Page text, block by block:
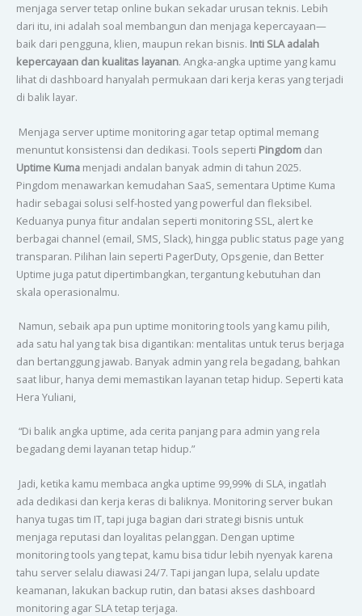
menjaga server tetap online bukan sekadar urusan teknis. Lebih
dari itu, ini adalah soal membangun dan menjaga kepercayaan—
baik dari pengguna, klien, maupun rekan bisnis. Inti SLA adalah
kepercayaan dan kualitas layanan. Angka-angka uptime yang kamu
lihat di dashboard hanyalah permukaan dari kerja keras yang terjadi
di balik layar.
Menjaga server uptime monitoring agar tetap optimal memang
menuntut konsistensi dan dedikasi. Tools seperti Pingdomdan
Uptime Kumamenjadi andalan banyak admin di tahun 2025.
Pingdom menawarkan kemudahan SaaS, sementara Uptime Kuma
hadir sebagai solusi self-hosted yang powerful dan fleksibel.
Keduanya punya fitur andalan seperti monitoring SSL, alert ke
berbagai channel (email, SMS, Slack), hingga public status page yang
transparan. Pilihan lain seperti PagerDuty, Opsgenie, dan Better
Uptime juga patut dipertimbangkan, tergantung kebutuhan dan
skala operasionalmu.
Namun, sebaik apa pun uptime monitoring tools yang kamu pilih,
ada satu hal yang tak bisa digantikan: mentalitas untuk terus berjaga
dan bertanggung jawab. Banyak admin yang rela begadang, bahkan
saat libur, hanya demi memastikan layanan tetap hidup. Seperti kata
Hera Yuliani,
“Di balik angka uptime, ada cerita panjang para admin yang rela
begadang demi layanan tetap hidup.”
Jadi, ketika kamu membaca angka uptime 99,99% di SLA, ingatlah
ada dedikasi dan kerja keras di baliknya. Monitoring server bukan
hanya tugas tim IT, tapi juga bagian dari strategi bisnis untuk
menjaga reputasi dan loyalitas pelanggan. Dengan uptime
monitoring tools yang tepat, kamu bisa tidur lebih nyenyak karena
tahu server selalu diawasi 24/7. Tapi jangan lupa, selalu update
keamanan, lakukan backup rutin, dan batasi akses dashboard
monitoring agar SLA tetap terjaga.